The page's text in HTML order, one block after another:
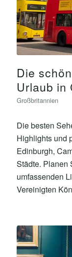
Die
Urlaub in
Großbritannien
Die besten
Highlights und
Edinburgh,
Städte. Planen
umfassenden
Vereinigten